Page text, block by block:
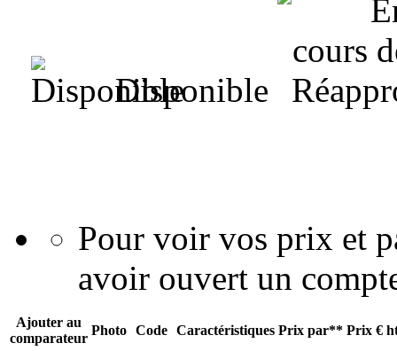
Disponible
Pour voir vos prix et
avoir ouvert un
Ajouter au
comparateur
Photo Code Caractéristiques Prix par** Prix €